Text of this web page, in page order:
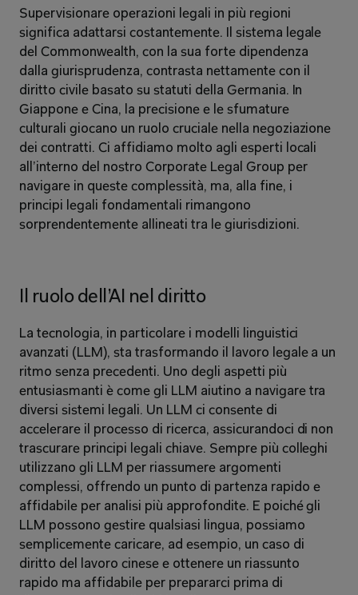
Supervisionare operazioni legali in più regioni
significa adattarsi costantemente. Il sistema legale
del Commonwealth, con la sua forte dipendenza
dalla giurisprudenza, contrasta nettamente con il
diritto civile basato su statuti della Germania. In
Giappone e Cina, la precisione e le sfumature
culturali giocano un ruolo cruciale nella negoziazione
dei contratti. Ci affidiamo molto agli esperti locali
all’interno del nostro Corporate Legal Group per
navigare in queste complessità, ma, alla fine, i
principi legali fondamentali rimangono
sorprendentemente allineati tra le giurisdizioni.
Il ruolo dell’AI nel diritto
La tecnologia, in particolare i modelli linguistici
avanzati (LLM), sta trasformando il lavoro legale a un
ritmo senza precedenti. Uno degli aspetti più
entusiasmanti è come gli LLM aiutino a navigare tra
diversi sistemi legali. Un LLM ci consente di
accelerare il processo di ricerca, assicurandoci di non
trascurare principi legali chiave. Sempre più colleghi
utilizzano gli LLM per riassumere argomenti
complessi, offrendo un punto di partenza rapido e
affidabile per analisi più approfondite. E poiché gli
LLM possono gestire qualsiasi lingua, possiamo
semplicemente caricare, ad esempio, un caso di
diritto del lavoro cinese e ottenere un riassunto
rapido ma affidabile per prepararci prima di